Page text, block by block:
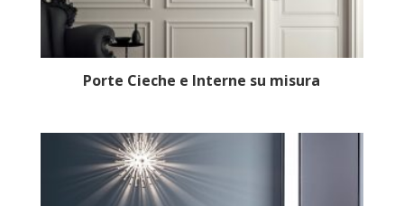
Porte Cieche e Interne su misura